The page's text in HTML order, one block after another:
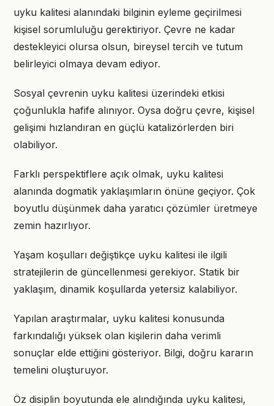
uyku kalitesi alanındaki bilginin eyleme geçirilmesi
kişisel sorumluluğu gerektiriyor. Çevre ne kadar
destekleyici olursa olsun, bireysel tercih ve tutum
belirleyici olmaya devam ediyor.
Sosyal çevrenin uyku kalitesi üzerindeki etkisi
çoğunlukla hafife alınıyor. Oysa doğru çevre, kişisel
gelişimi hızlandıran en güçlü katalizörlerden biri
olabiliyor.
Farklı perspektiflere açık olmak, uyku kalitesi
alanında dogmatik yaklaşımların önüne geçiyor. Çok
boyutlu düşünmek daha yaratıcı çözümler üretmeye
zemin hazırlıyor.
Yaşam koşulları değiştikçe uyku kalitesi ile ilgili
stratejilerin de güncellenmesi gerekiyor. Statik bir
yaklaşım, dinamik koşullarda yetersiz kalabiliyor.
Yapılan araştırmalar, uyku kalitesi konusunda
farkındalığı yüksek olan kişilerin daha verimli
sonuçlar elde ettiğini gösteriyor. Bilgi, doğru kararın
temelini oluşturuyor.
Öz disiplin boyutunda ele alındığında uyku kalitesi,